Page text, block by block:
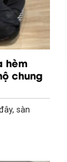
hèm
chung
sàn